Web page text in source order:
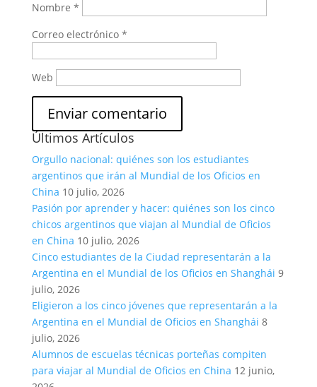
Nombre *
Correo electrónico *
Web
Últimos Artículos
Orgullo nacional: quiénes son los estudiantes
argentinos que irán al Mundial de los Oficios en
China 10 julio, 2026
Pasión por aprender y hacer: quiénes son los cinco
chicos argentinos que viajan al Mundial de Oficios
en China 10 julio, 2026
Cinco estudiantes de la Ciudad representarán a la
Argentina en el Mundial de los Oficios en Shanghái 9
julio, 2026
Eligieron a los cinco jóvenes que representarán a la
Argentina en el Mundial de Oficios en Shanghái 8
julio, 2026
Alumnos de escuelas técnicas porteñas compiten
para viajar al Mundial de Oficios en China 12 junio,